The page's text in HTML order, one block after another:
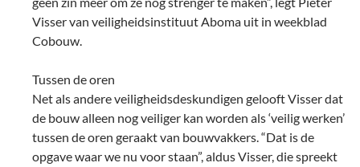
Visser van veiligheidsinstituut Aboma uit in weekblad
Cobouw.
Tussen de oren
Net als andere veiligheidsdeskundigen gelooft Visser dat
de bouw alleen nog veiliger kan worden als ‘veilig werken’
tussen de oren geraakt van bouwvakkers. “Dat is de
opgave waar we nu voor staan”, aldus Visser, die spreekt